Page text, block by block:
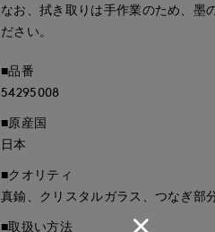
なお、拭き取りは手作業のため、墨
ださい。
■品番
54295008
■原産国
日本
■クオリティ
真鍮、クリスタルガラス、つなぎ部
■取扱い方法